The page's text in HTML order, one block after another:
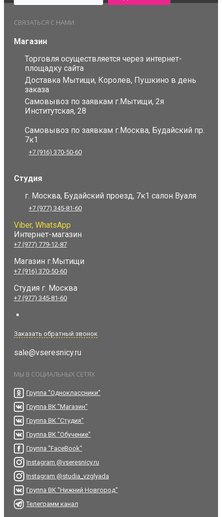
СВЯЗАТЬСЯ С НАМИ
Магазин
Торговля осуществляется через интернет-
площадку сайта
Доставка Мытищи, Королев, Пушкино в день
заказа
Самовывоз по заявкам г.Мытищи, 2я
Институтская, 28
Самовывоз по заявкам г.Москва, Будайский пр.
7к1
+7 (916) 370-50-60
Студия
г. Москва, Будайский проезд, 7к1 салон Вуаля
+7 (977) 345-81-60
Viber, WhatsApp
Интернет-магазин
+7 (977) 779-12-87
Магазин г.Мытищи
+7 (916) 370-50-60
Студия г. Москва
+7 (977) 345-81-60
Заказать обратный звонок
sale@vseresnicy.ru
МЫ В СОЦИАЛЬНЫХ СЕТЯХ
Группа "Одноклассники"
Группа ВК "Магазин"
Группа ВК "Студия"
Группа ВК "Обучение"
Группа "FaceBook"
Instagram @vseresnicy.ru
Instagram @studia_vzglyada
Группа ВК "Нижний Новгород"
Телеграмм канал